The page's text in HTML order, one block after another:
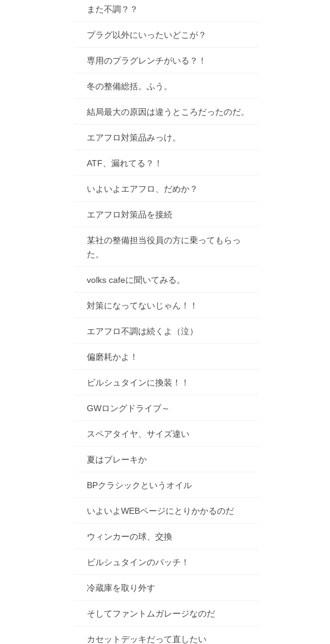
また不調？？
プラグ以外にいったいどこが？
専用のプラグレンチがいる？！
冬の整備総括。ふう。
結局最大の原因は違うところだったのだ。
エアフロ対策品みっけ。
ATF、漏れてる？！
いよいよエアフロ、だめか？
エアフロ対策品を接続
某社の整備担当役員の方に乗ってもらっ
た。
volks cafeに聞いてみる。
対策になってないじゃん！！
エアフロ不調は続くよ（泣）
偏磨耗かよ！
ビルシュタインに換装！！
GWロングドライブ～
スペアタイヤ、サイズ違い
夏はブレーキか
BPクラシックというオイル
いよいよWEBページにとりかかるのだ
ウィンカーの球、交換
ビルシュタインのバッチ！
冷蔵庫を取り外す
そしてファントムガレージなのだ
カセットデッキだって直したい